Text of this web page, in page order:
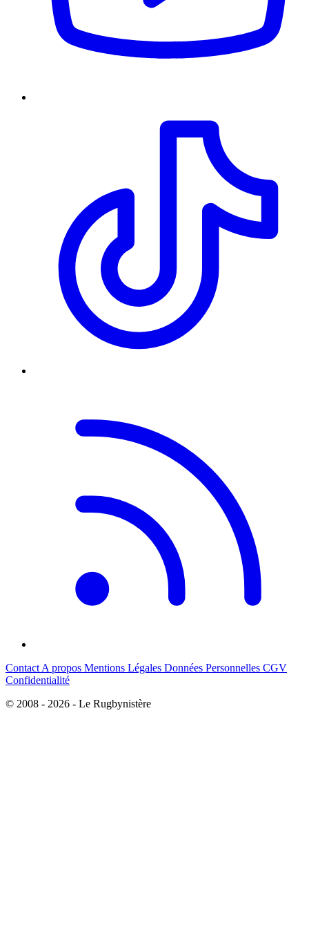
Contact A propos Mentions Légales Données Personnelles CGV
Confidentialité
© 2008 - 2026 - Le Rugbynistère